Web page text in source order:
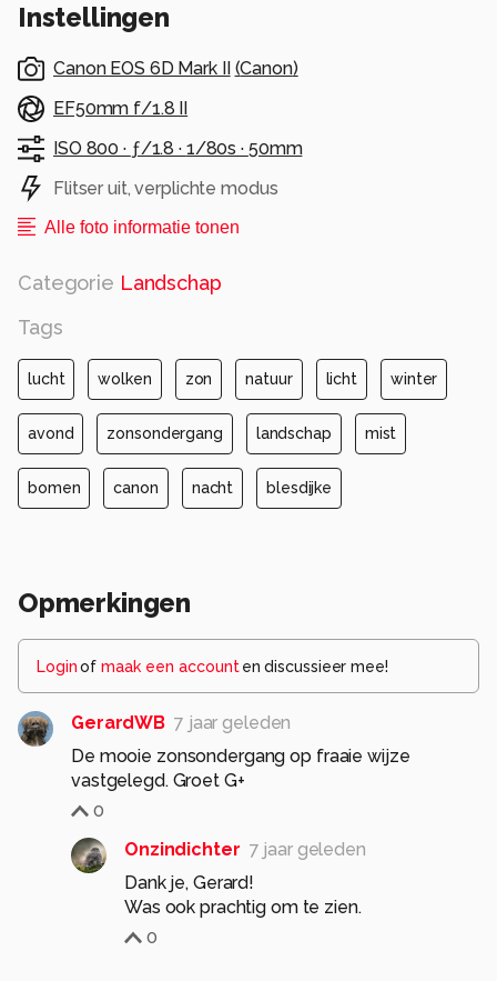
Instellingen
Canon EOS 6D Mark II (Canon)
EF50mm f/1.8 II
ISO 800 · ƒ/1.8 · 1/80s · 50mm
Flitser uit, verplichte modus
Alle foto informatie tonen
Categorie Landschap
Tags
lucht wolken zon natuur licht winter
avond zonsondergang landschap mist
bomen canon nacht blesdijke
Opmerkingen
Loginof maak een account en discussieer mee!
GerardWB 7 jaar geleden
De mooie zonsondergang op fraaie wijze
vastgelegd. Groet G+
0
Onzindichter 7 jaar geleden
Dank je, Gerard!
Was ook prachtig om te zien.
0